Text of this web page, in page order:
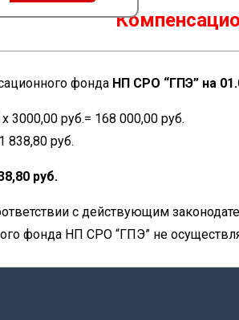
фонда НП СРО “ГПЭ” на
3000,00 руб.= 168 000,00 руб.
838,80 руб.
руб.
с действующим
фонда НП СРО “ГПЭ” не